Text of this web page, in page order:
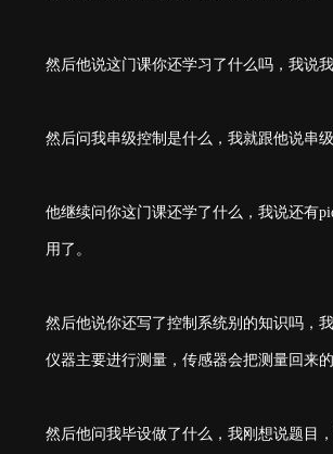
然后他说这门课你还学习了什么吗，我说
然后问我串级控制是什么，我就跟他说串
他继续问你这门课还学了什么，我说还有
用了。
然后他说你还写了控制系统别的知识吗，
仪器主要进行测量，传感器会把测量回来
然后他问我毕设做了什么，我刚想说题目